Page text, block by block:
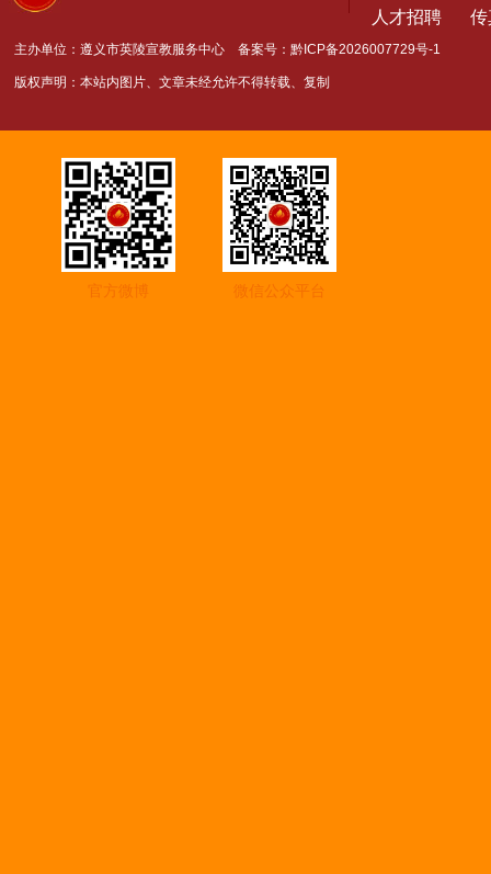
人才招聘
传
主办单位：遵义市英陵宣教服务中心 备案号： 黔ICP备2026007729号-1
版权声明：本站内图片、文章未经允许不得转载、复制
官方微博 微信公众平台